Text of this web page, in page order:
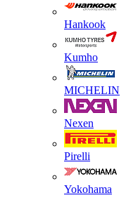
Hankook
Kumho
MICHELIN
Nexen
Pirelli
Yokohama